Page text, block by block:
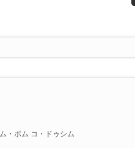
・ボム コ・ドゥシム